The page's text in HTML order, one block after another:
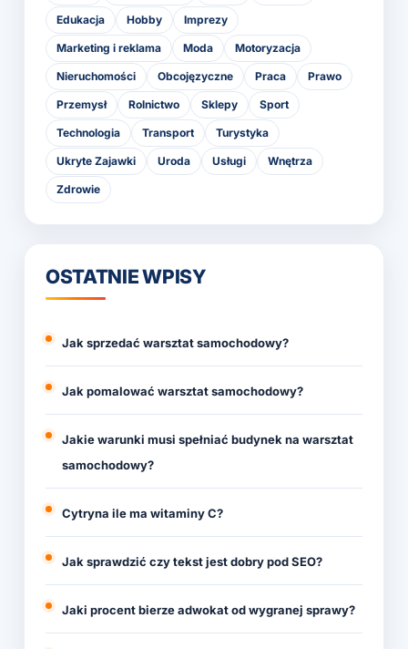
Edukacja Hobby Imprezy
Marketing i reklama Moda Motoryzacja
Nieruchomości Obcojęzyczne Praca Prawo
Przemysł Rolnictwo Sklepy Sport
Technologia Transport Turystyka
Ukryte Zajawki Uroda Usługi Wnętrza
Zdrowie
OSTATNIE WPISY
Jak sprzedać warsztat samochodowy?
Jak pomalować warsztat samochodowy?
Jakie warunki musi spełniać budynek na warsztat
samochodowy?
Cytryna ile ma witaminy C?
Jak sprawdzić czy tekst jest dobry pod SEO?
Jaki procent bierze adwokat od wygranej sprawy?